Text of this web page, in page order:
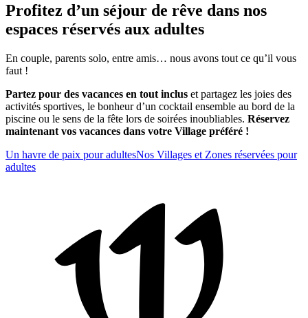
Profitez d’un séjour de rêve dans nos
espaces réservés aux adultes
En couple, parents solo, entre amis… nous avons tout ce qu’il vous
faut !
Partez pour des vacances en tout inclus et partagez les joies des
activités sportives, le bonheur d’un cocktail ensemble au bord de la
piscine ou le sens de la fête lors de soirées inoubliables. Réservez
maintenant vos vacances dans votre Village préféré !
Un havre de paix pour adultesNos Villages et Zones réservées pour
adultes